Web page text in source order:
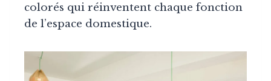
colorés qui réinventent chaque fonction
de l’espace domestique.